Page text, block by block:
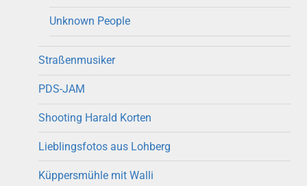
Unknown People
Straßenmusiker
PDS-JAM
Shooting Harald Korten
Lieblingsfotos aus Lohberg
Küppersmühle mit Walli